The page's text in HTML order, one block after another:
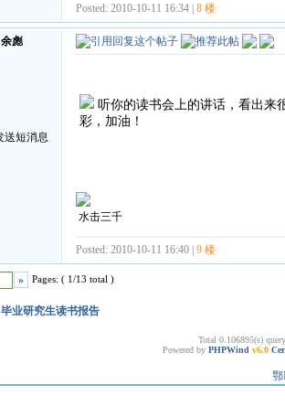
Posted: 2010-10-11 16:34 | 8 楼
余彪
听你的读书会上的讲话，看出来
彩，加油！
水击三千
Posted: 2010-10-11 16:40 | 9 楼
» Pages: ( 1/13 total )
毕业研究生读书报告
Total 0.106895(s)
Powered by PHPWind v6.0
鄂